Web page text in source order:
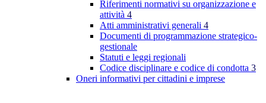
Riferimenti normativi su organizzazione e
attività 4
Atti amministrativi generali 4
Documenti di programmazione strategico-
gestionale
Statuti e leggi regionali
Codice disciplinare e codice di condotta 3
Oneri informativi per cittadini e imprese